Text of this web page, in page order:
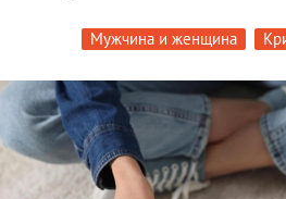
Мужчина и женщина